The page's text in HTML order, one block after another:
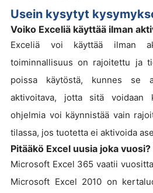
Usein kysytyt
Voiko Exceliä käyttää ilman
Exceliä voi käyttää ilman
toiminnallisuus on rajoitettu ja
poissa käytöstä, kunnes se
aktivoitava, jotta sitä voidaan
ohjelmia voi käynnistää vain
tilassa, jos tuotetta ei aktivoida
Pitääkö Excel uusia joka vuosi?
Microsoft Excel 365 vaatii
Microsoft Excel 2010 on